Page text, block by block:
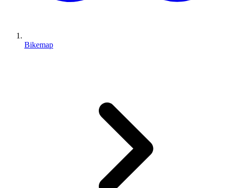
Bikemap